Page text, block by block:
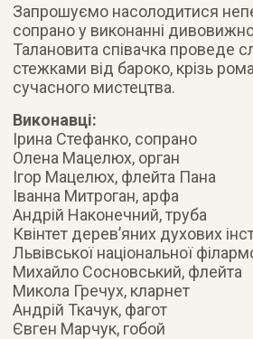
Запрошуємо насолодитися
сопрано у виконанні
Талановита співачка проведе
стежками від бароко, крізь
сучасного мистецтва.
Виконавці:
Ірина Стефанко, сопрано
Олена Мацелюх, орган
Ігор Мацелюх, флейта Пана
Іванна Митроган, арфа
Андрій Наконечний, труба
Квінтет дерев’яних духових
Львівської національної
Михайло Сосновський, флейта
Микола Гречух, кларнет
Андрій Ткачук, фагот
Євген Марчук, гобой